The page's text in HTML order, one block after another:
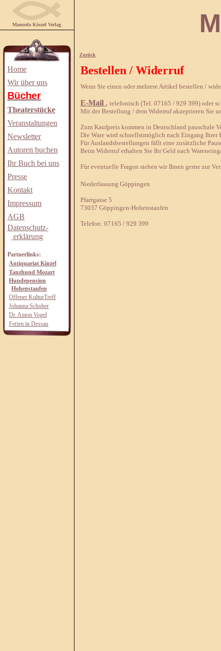
Manuela Kinzel Verlag
Home
Wir über uns
Bücher
Theaterstücke
Veranstaltungen
Newsletter
Autoren buchen
Ihr Buch bei uns
Presse
Kontakt
Impressum
AGB
Datenschutz-
erklärung
Partnerlinks:
Antiquariat Kinzel
Tanzhund Mozart
Hundepension
Hohenstaufen
Offener KulturTreff
Johanna Schober
Dr. Anton Vogel
Ferien in Dessau
Zurück
Bestellen / Widerruf
Wenn Sie einen oder mehrere Artikel bestellen /
E-Mail , telefonisch (Tel. 07165 / 929 399) oder
Mit der Bestellung / dem Widerruf akzeptieren Sie
Zum Kaufpreis kommen in Deutschland pauschale
Die Ware wird schnellstmöglich nach Eingang Ihrer
Für Auslandsbestellungen fällt eine zusätzliche
Beim Widerruf erhalten Sie Ihr Geld nach
Für eventuelle Fragen stehen wir Ihnen gerne zur
Niederlassung Göppingen
Pfarrgasse 5
73037 Göppingen-Hohenstaufen
Telefon: 07165 / 929 399